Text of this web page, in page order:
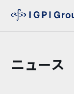
ニュース